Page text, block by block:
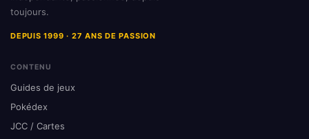
toujours.
DEPUIS 1999 · 27 ANS DE PASSION
CONTENU
Guides de jeux
Pokédex
JCC / Cartes